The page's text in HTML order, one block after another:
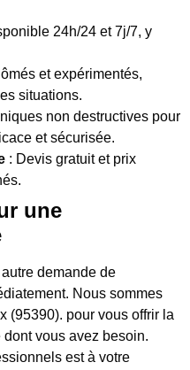
24h/24 et 7j/7, y
et expérimentés,
situations.
non destructives pour
et sécurisée.
: Devis gratuit et prix
une
demande de
Nous sommes
(95390). pour vous offrir la
dont vous avez besoin.
est à votre